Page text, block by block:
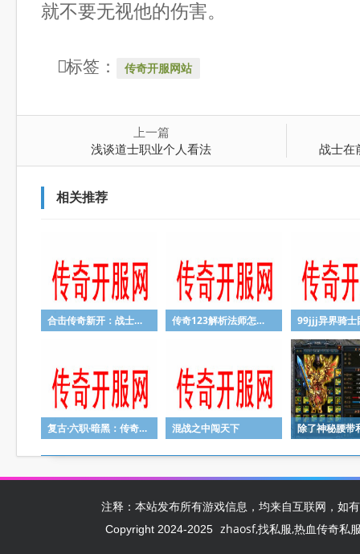
就不要无视他的伤害。
标签： 传奇开服网站
上一篇
浅谈道士职业个人看法 战士在
相关推荐
合击传奇新开：战士打远战怎么打？需要运用好哪些技能？ 传奇123解析法师怎样独自打大Boss
复古·六职·暗黑：传奇游戏中的打宝地图详解 混战之中闯天下
注释：本站发布所有游戏信息，均来自互联网，如
Copyright 2024-2025 zhaosf,找私服,热血传奇私